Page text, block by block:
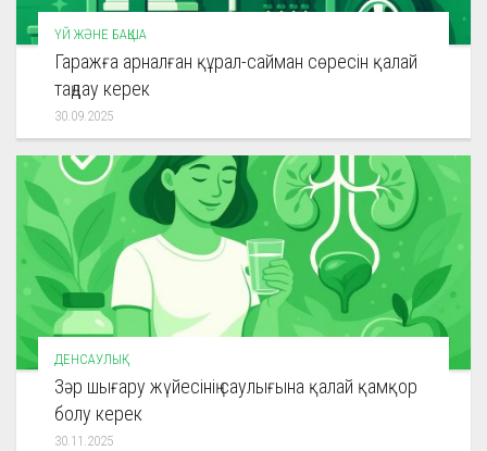
ҮЙ ЖӘНЕ БАҚША
Гаражға арналған құрал-сайман сөресін қалай
таңдау керек
30.09.2025
ДЕНСАУЛЫҚ
Зәр шығару жүйесінің саулығына қалай қамқор
болу керек
30.11.2025